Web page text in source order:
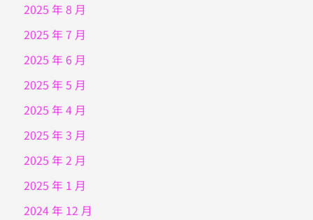
2025 年 8 月
2025 年 7 月
2025 年 6 月
2025 年 5 月
2025 年 4 月
2025 年 3 月
2025 年 2 月
2025 年 1 月
2024 年 12 月